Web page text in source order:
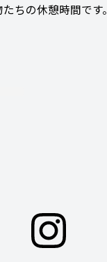
ちの休憩時間です。